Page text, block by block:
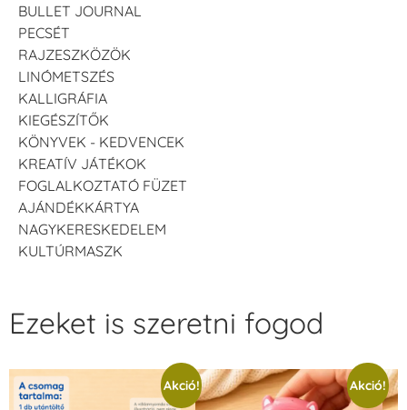
BULLET JOURNAL
PECSÉT
RAJZESZKÖZÖK
LINÓMETSZÉS
KALLIGRÁFIA
KIEGÉSZÍTŐK
KÖNYVEK - KEDVENCEK
KREATÍV JÁTÉKOK
FOGLALKOZTATÓ FÜZET
AJÁNDÉKKÁRTYA
NAGYKERESKEDELEM
KULTÚRMASZK
Ezeket is szeretni fogod
Akció! Akció!